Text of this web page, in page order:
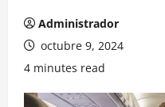
Administrador
octubre 9, 2024
4 minutes read